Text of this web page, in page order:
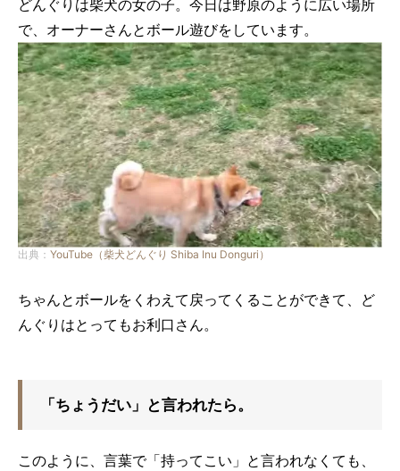
どんぐりは柴犬の女の子。今日は野原のように広い場所
で、オーナーさんとボール遊びをしています。
出典： YouTube（柴犬どんぐり Shiba Inu Donguri）
ちゃんとボールをくわえて戻ってくることができて、ど
んぐりはとってもお利口さん。
「ちょうだい」と言われたら。
このように、言葉で「持ってこい」と言われなくても、